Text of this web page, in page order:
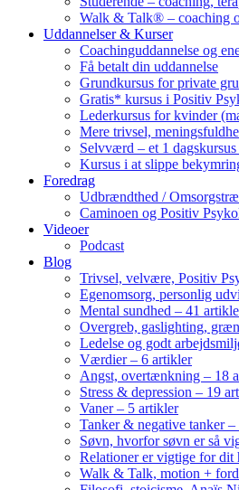
Walk & Talk® – coaching
Uddannelser & Kurser
Coachinguddannelse og
Få betalt din uddannelse
Grundkursus for private
Gratis* kursus i Positiv
Lederkursus for kvinder
Mere trivsel,
Selvværd – et 1
Kursus i at slippe
Foredrag
Udbrændthed /
Caminoen og Positiv
Videoer
Podcast
Blog
Trivsel, velvære, Positiv
Egenomsorg, personlig
Mental sundhed – 41
Overgreb, gaslighting,
Ledelse og godt
Værdier – 6 artikler
Angst, overtænkning – 18
Stress & depression – 19
Vaner – 5 artikler
Tanker & negative tanker
Søvn, hvorfor søvn er så
Relationer er vigtige for dit
Walk & Talk, motion +